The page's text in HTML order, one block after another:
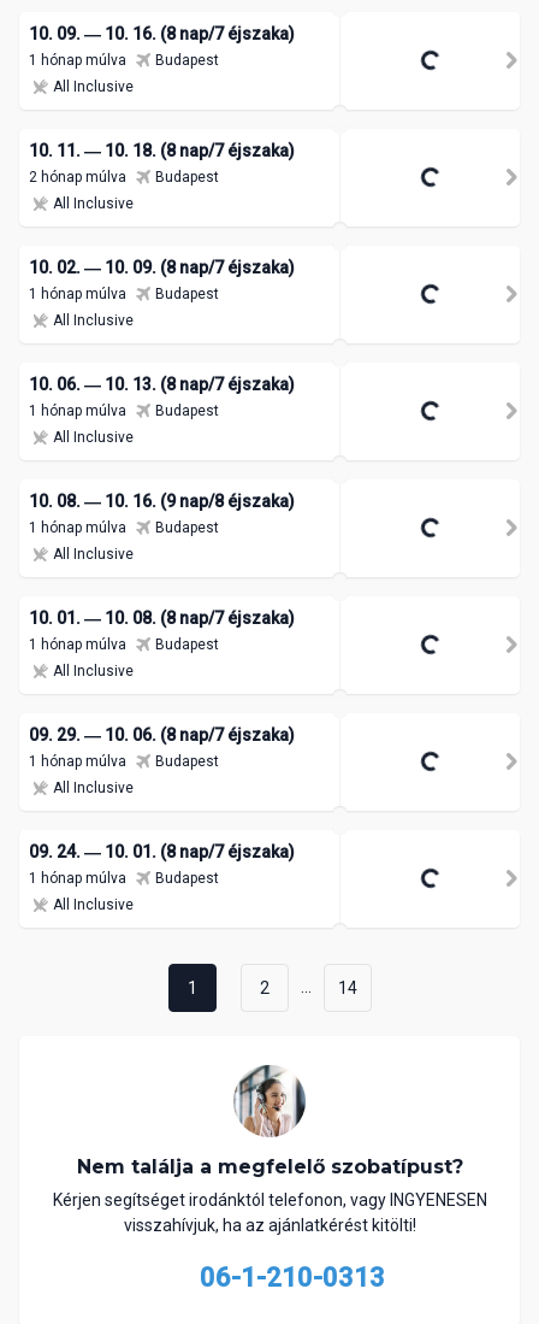
10. 09. ― 10. 16. (8 nap/7 éjszaka)
1 hónap múlva
Budapest
All Inclusive
10. 11. ― 10. 18. (8 nap/7 éjszaka)
2 hónap múlva
Budapest
All Inclusive
10. 02. ― 10. 09. (8 nap/7 éjszaka)
1 hónap múlva
Budapest
All Inclusive
10. 06. ― 10. 13. (8 nap/7 éjszaka)
1 hónap múlva
Budapest
All Inclusive
10. 08. ― 10. 16. (9 nap/8 éjszaka)
1 hónap múlva
Budapest
All Inclusive
10. 01. ― 10. 08. (8 nap/7 éjszaka)
1 hónap múlva
Budapest
All Inclusive
09. 29. ― 10. 06. (8 nap/7 éjszaka)
1 hónap múlva
Budapest
All Inclusive
09. 24. ― 10. 01. (8 nap/7 éjszaka)
1 hónap múlva
Budapest
All Inclusive
1 2 ... 14
Nem találja a megfelelő szobatípust?
Kérjen segítséget irodánktól telefonon, vagy INGYENESEN
visszahívjuk, ha az ajánlatkérést kitölti!
06-1-210-0313